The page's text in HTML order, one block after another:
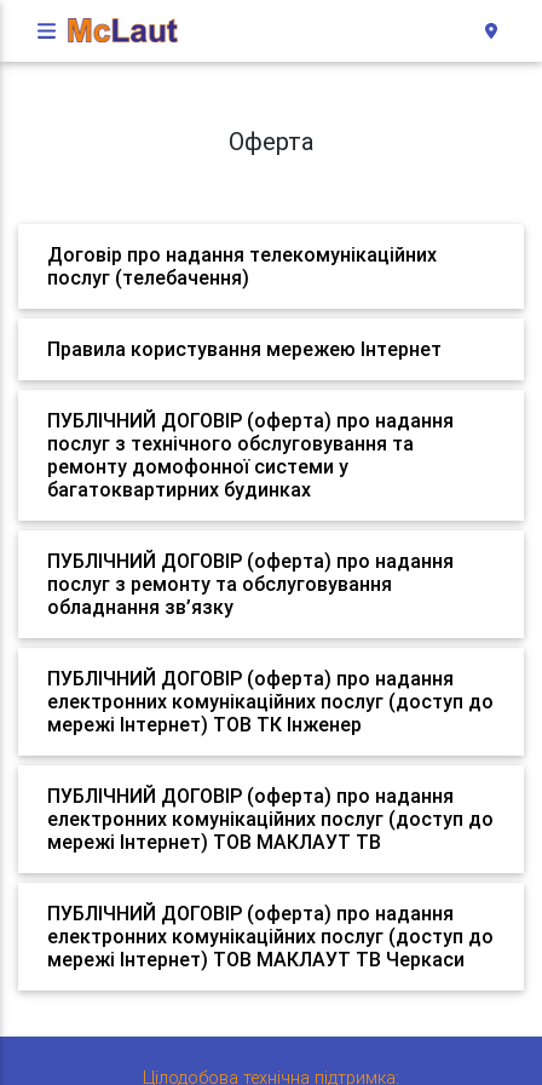
Оферта
Договір про надання телекомунікаційних
послуг (телебачення)
Правила користування мережею Інтернет
ПУБЛІЧНИЙ ДОГОВІР (оферта) про надання
послуг з технічного обслуговування та
ремонту домофонної системи у
багатоквартирних будинках
ПУБЛІЧНИЙ ДОГОВІР (оферта) про надання
послуг з ремонту та обслуговування
обладнання зв’язку
ПУБЛІЧНИЙ ДОГОВІР (оферта) про надання
електронних комунікаційних послуг (доступ до
мережі Інтернет) ТОВ ТК Інженер
ПУБЛІЧНИЙ ДОГОВІР (оферта) про надання
електронних комунікаційних послуг (доступ до
мережі Інтернет) ТОВ МАКЛАУТ ТВ
ПУБЛІЧНИЙ ДОГОВІР (оферта) про надання
електронних комунікаційних послуг (доступ до
мережі Інтернет) ТОВ МАКЛАУТ ТВ Черкаси
Цілодобова технічна підтримка: